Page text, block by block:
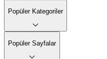
Popüler Kategoriler
Popüler Sayfalar